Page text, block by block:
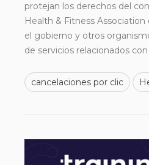
protejan los derechos del
Health & Fitness
el gobierno y otros
de servicios relacionados
cancelaciones por clic